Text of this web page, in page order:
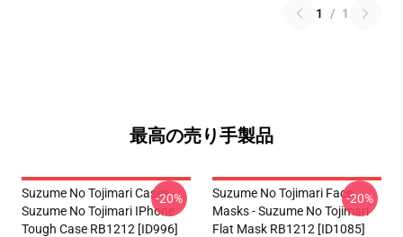
1 / 1
最高の売り手製品
Suzume No Tojimari Cases -
Suzume No Tojimari IPhone
Tough Case RB1212 [ID996]
-20%
Suzume No Tojimari Face
Masks - Suzume No Tojimari
Flat Mask RB1212 [ID1085]
-20%